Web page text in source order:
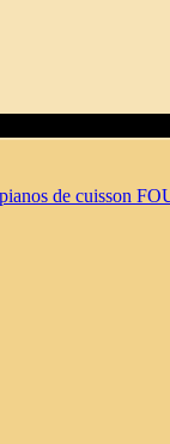
pianos de cuisson